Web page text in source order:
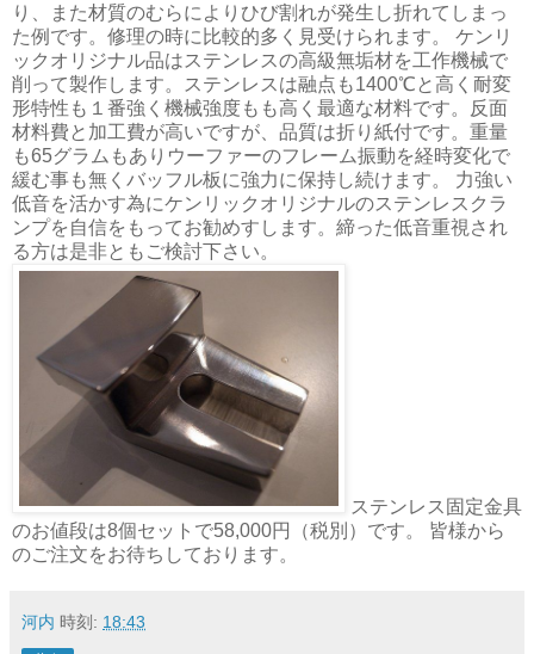
り、また材質のむらによりひび割れが発生し折れてしまっ
た例です。修理の時に比較的多く見受けられます。 ケンリ
ックオリジナル品はステンレスの高級無垢材を工作機械で
削って製作します。ステンレスは融点も1400℃と高く耐変
形特性も１番強く機械強度もも高く最適な材料です。反面
材料費と加工費が高いですが、品質は折り紙付です。重量
も65グラムもありウーファーのフレーム振動を経時変化で
緩む事も無くバッフル板に強力に保持し続けます。 力強い
低音を活かす為にケンリックオリジナルのステンレスクラ
ンプを自信をもってお勧めすします。締った低音重視され
る方は是非ともご検討下さい。
ステンレス固定金具
のお値段は8個セットで58,000円（税別）です。 皆様から
のご注文をお待ちしております。
河内 時刻: 18:43